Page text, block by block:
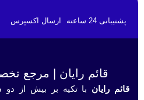
پشتیبانی 24 ساعته ارسال اکسپرس
قائم رایان | مرجع
قائم رایان با تکیه بر بیش از دو